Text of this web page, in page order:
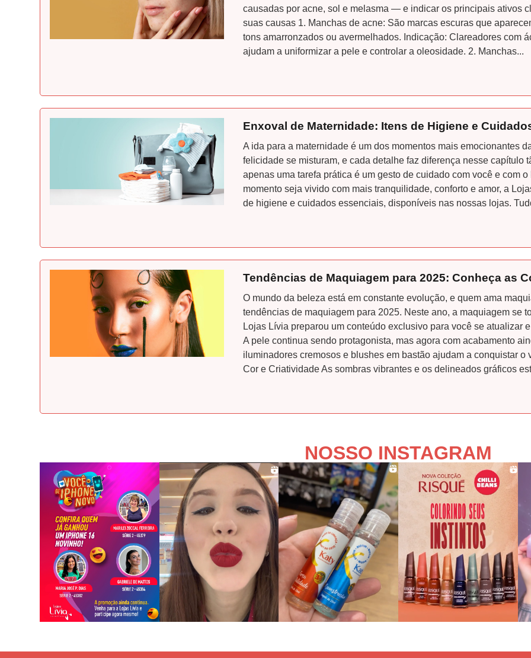
causadas por acne, sol e melasma — e indicar os principais ativos
suas causas 1. Manchas de acne: São marcas escuras que
tons amarronzados ou avermelhados. Indicação: Clareadores com
ajudam a uniformizar a pele e controlar a oleosidade. 2. Manchas...
Enxoval de Maternidade: Itens de Higiene e
A ida para a maternidade é um dos momentos mais emocionantes
felicidade se misturam, e cada detalhe faz diferença nesse capítulo
apenas uma tarefa prática é um gesto de cuidado com você e com
momento seja vivido com mais tranquilidade, conforto e amor, a
de higiene e cuidados essenciais, disponíveis nas nossas lojas.
Tendências de Maquiagem para 2025: Conheça as
O mundo da beleza está em constante evolução, e quem ama
tendências de maquiagem para 2025. Neste ano, a maquiagem se
Lojas Lívia preparou um conteúdo exclusivo para você se atualizar
A pele continua sendo protagonista, mas agora com acabamento
iluminadores cremosos e blushes em bastão ajudam a conquistar
Cor e Criatividade As sombras vibrantes e os delineados gráficos
NOSSO INSTAGRAM